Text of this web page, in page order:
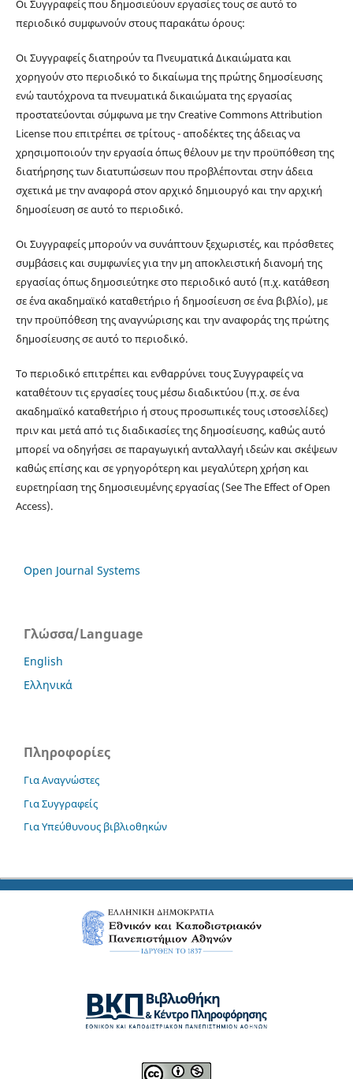
Οι Συγγραφείς που δημοσιεύουν εργασίες τους σε αυτό το
περιοδικό συμφωνούν στους παρακάτω όρους:
Οι Συγγραφείς διατηρούν τα Πνευματικά Δικαιώματα και
χορηγούν στο περιοδικό το δικαίωμα της πρώτης δημοσίευσης
ενώ ταυτόχρονα τα πνευματικά δικαιώματα της εργασίας
προστατεύονται σύμφωνα με την Creative Commons Attribution
License που επιτρέπει σε τρίτους - αποδέκτες της άδειας να
χρησιμοποιούν την εργασία όπως θέλουν με την προϋπόθεση της
διατήρησης των διατυπώσεων που προβλέπονται στην άδεια
σχετικά με την αναφορά στον αρχικό δημιουργό και την αρχική
δημοσίευση σε αυτό το περιοδικό.
Οι Συγγραφείς μπορούν να συνάπτουν ξεχωριστές, και πρόσθετες
συμβάσεις και συμφωνίες για την μη αποκλειστική διανομή της
εργασίας όπως δημοσιεύτηκε στο περιοδικό αυτό (π.χ. κατάθεση
σε ένα ακαδημαϊκό καταθετήριο ή δημοσίευση σε ένα βιβλίο), με
την προϋπόθεση της αναγνώρισης και την αναφοράς της πρώτης
δημοσίευσης σε αυτό το περιοδικό.
Το περιοδικό επιτρέπει και ενθαρρύνει τους Συγγραφείς να
καταθέτουν τις εργασίες τους μέσω διαδικτύου (π.χ. σε ένα
ακαδημαϊκό καταθετήριο ή στους προσωπικές τους ιστοσελίδες)
πριν και μετά από τις διαδικασίες της δημοσίευσης, καθώς αυτό
μπορεί να οδηγήσει σε παραγωγική ανταλλαγή ιδεών και σκέψεων
καθώς επίσης και σε γρηγορότερη και μεγαλύτερη χρήση και
ευρετηρίαση της δημοσιευμένης εργασίας (See The Effect of Open
Access).
Open Journal Systems
Γλώσσα/Language
English
Ελληνικά
Πληροφορίες
Για Αναγνώστες
Για Συγγραφείς
Για Υπεύθυνους βιβλιοθηκών